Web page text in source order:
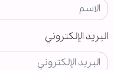
البريد الإلكتروني